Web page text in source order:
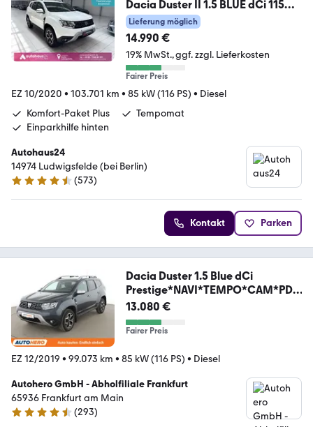
Dacia Duster II 1.5 BLUE dCi 115
Prestige 4WD
Lieferung möglich
14.990 €
19% MwSt. ggf. zzgl. Lieferkosten
Fairer Preis
EZ 10/2020 • 103.701 km • 85 kW (116 PS) • Diesel
Komfort-Paket Plus
Tempomat
Einparkhilfe hinten
Autohaus24
14974 Ludwigsfelde (bei Berlin)
4.3 Sterne
(573)
Kontakt Parken
Dacia Duster 1.5 Blue dCi
Prestige*NAVI*TEMPO*CAM*PDC
*
13.080 €
Fairer Preis
EZ 12/2019 • 99.073 km • 85 kW (116 PS) • Diesel
Autohero GmbH - Abholfiliale Frankfurt
65936 Frankfurt am Main
4.6 Sterne
(293)